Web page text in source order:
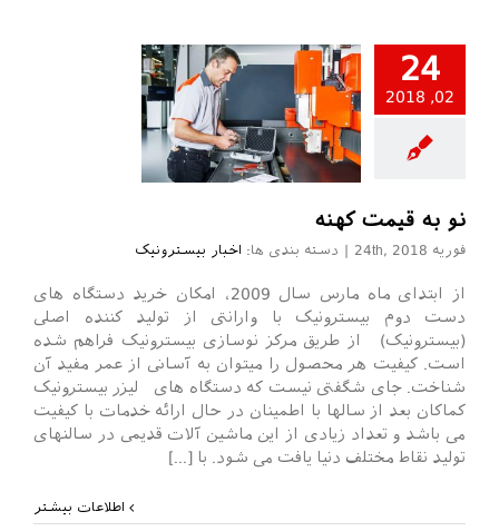
24
02, 2018
بیسترونیک
نو به قیمت کهنه
فوریه 24th, 2018 دسته بندی ها: اخبار بیسترونیک
از ابتدای ماه مارس سال 2009، امکان خرید دستگاه های
دست دوم بیسترونیک با وارانتی از تولید کننده اصلی
(بیسترونیک) از طریق مرکز نوسازی بیسترونیک فراهم شده
است. کیفیت هر محصول را میتوان به آسانی از عمر مفید آن
شناخت. جای شگفتی نیست که دستگاه های لیزر بیسترونیک
کماکان بعد از سالها با اطمینان در حال ارائه خدمات با کیفیت
می باشد و تعداد زیادی از این ماشین آلات قدیمی در سالنهای
تولید نقاط مختلف دنیا یافت می شود. با [...]
اطلاعات بیشتر